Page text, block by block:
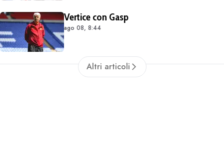
Vertice con Gasp
ago 08, 8:44
Altri articoli